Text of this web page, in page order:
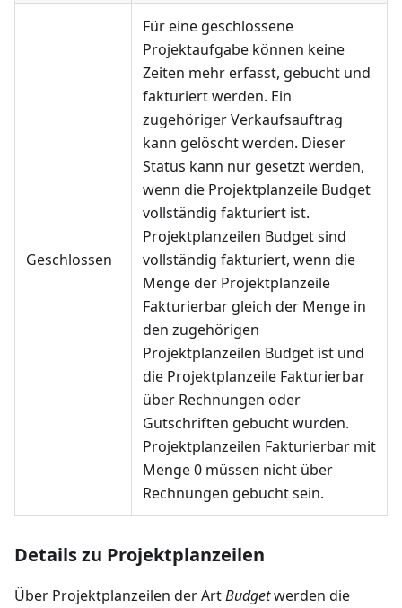
Geschlossen
Für eine geschlossene
Projektaufgabe können keine
Zeiten mehr erfasst, gebucht und
fakturiert werden. Ein
zugehöriger Verkaufsauftrag
kann gelöscht werden. Dieser
Status kann nur gesetzt werden,
wenn die Projektplanzeile Budget
vollständig fakturiert ist.
Projektplanzeilen Budget sind
vollständig fakturiert, wenn die
Menge der Projektplanzeile
Fakturierbar gleich der Menge in
den zugehörigen
Projektplanzeilen Budget ist und
die Projektplanzeile Fakturierbar
über Rechnungen oder
Gutschriften gebucht wurden.
Projektplanzeilen Fakturierbar mit
Menge 0 müssen nicht über
Rechnungen gebucht sein.
Details zu Projektplanzeilen
Über Projektplanzeilen der ArtBudgetwerden die